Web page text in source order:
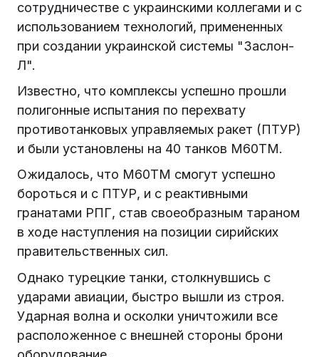
сотрудничестве с украинскими коллегами и с
использованием технологий, примененных
при создании украинской системы "Заслон-
Л".
Известно, что комплексы успешно прошли
полигонные испытания по перехвату
противотанковых управляемых ракет (ПТУР)
и были установлены на 40 танков М60ТМ.
Ожидалось, что М60ТМ смогут успешно
бороться и с ПТУР, и с реактивными
гранатами РПГ, став своеобразным тараном
в ходе наступления на позиции сирийских
правительственных сил.
Однако турецкие танки, столкнувшись с
ударами авиации, быстро вышли из строя.
Ударная волна и осколки уничтожили все
расположенное с внешней стороны брони